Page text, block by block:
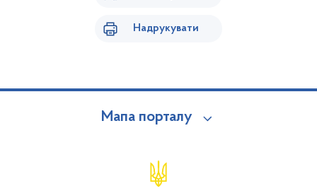
Надрукувати
Мапа порталу